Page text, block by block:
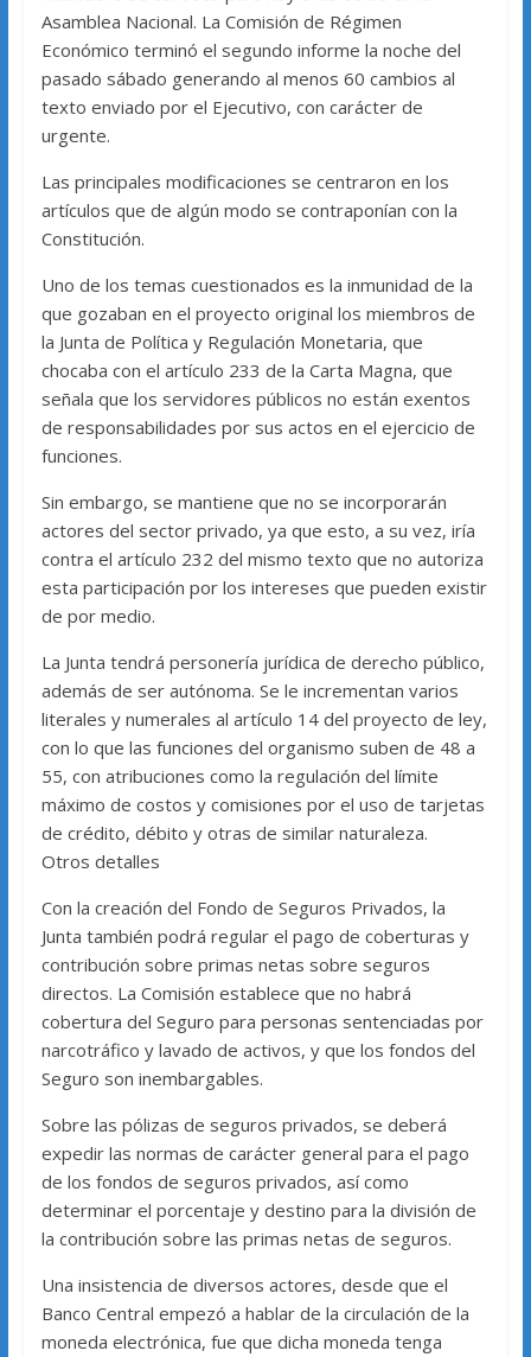
Asamblea Nacional. La Comisión de Régimen
Económico terminó el segundo informe la noche del
pasado sábado generando al menos 60 cambios al
texto enviado por el Ejecutivo, con carácter de
urgente.
Las principales modificaciones se centraron en los
artículos que de algún modo se contraponían con la
Constitución.
Uno de los temas cuestionados es la inmunidad de la
que gozaban en el proyecto original los miembros de
la Junta de Política y Regulación Monetaria, que
chocaba con el artículo 233 de la Carta Magna, que
señala que los servidores públicos no están exentos
de responsabilidades por sus actos en el ejercicio de
funciones.
Sin embargo, se mantiene que no se incorporarán
actores del sector privado, ya que esto, a su vez, iría
contra el artículo 232 del mismo texto que no autoriza
esta participación por los intereses que pueden existir
de por medio.
La Junta tendrá personería jurídica de derecho público,
además de ser autónoma. Se le incrementan varios
literales y numerales al artículo 14 del proyecto de ley,
con lo que las funciones del organismo suben de 48 a
55, con atribuciones como la regulación del límite
máximo de costos y comisiones por el uso de tarjetas
de crédito, débito y otras de similar naturaleza.
Otros detalles
Con la creación del Fondo de Seguros Privados, la
Junta también podrá regular el pago de coberturas y
contribución sobre primas netas sobre seguros
directos. La Comisión establece que no habrá
cobertura del Seguro para personas sentenciadas por
narcotráfico y lavado de activos, y que los fondos del
Seguro son inembargables.
Sobre las pólizas de seguros privados, se deberá
expedir las normas de carácter general para el pago
de los fondos de seguros privados, así como
determinar el porcentaje y destino para la división de
la contribución sobre las primas netas de seguros.
Una insistencia de diversos actores, desde que el
Banco Central empezó a hablar de la circulación de la
moneda electrónica, fue que dicha moneda tenga